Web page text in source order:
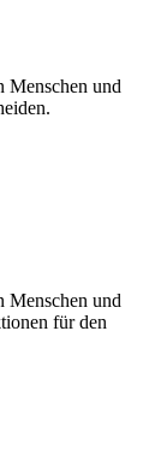
Menschen und
Menschen und
für den